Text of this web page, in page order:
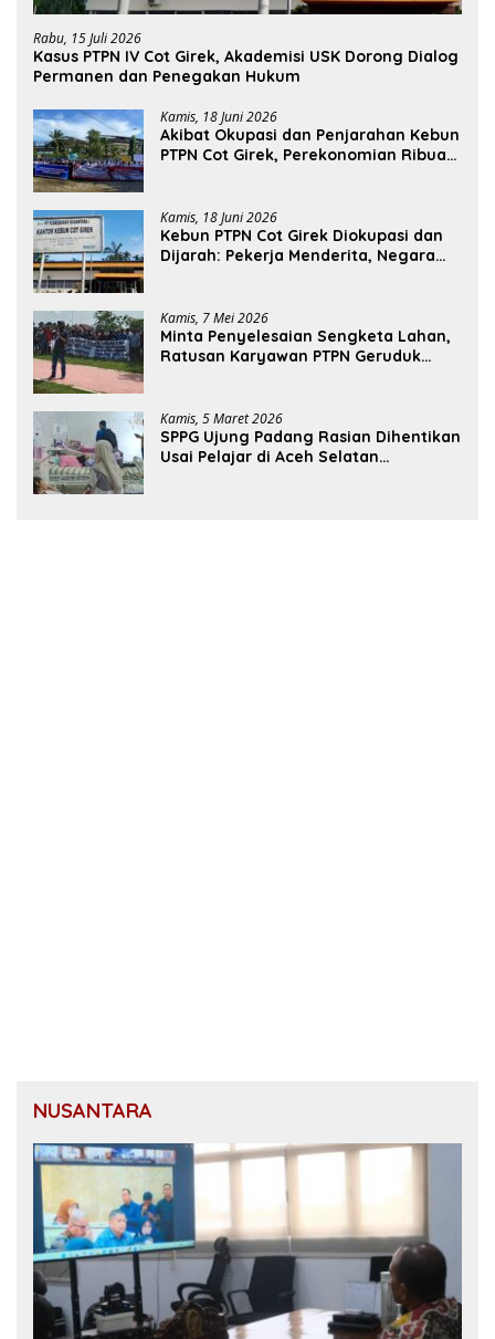
Rabu, 15 Juli 2026
Kasus PTPN IV Cot Girek, Akademisi USK Dorong Dialog
Permanen dan Penegakan Hukum
Kamis, 18 Juni 2026
Akibat Okupasi dan Penjarahan Kebun
PTPN Cot Girek, Perekonomian Ribuan
Kamis, 18 Juni 2026
Kebun PTPN Cot Girek Diokupasi dan
Dijarah: Pekerja Menderita, Negara
Kamis, 7 Mei 2026
Minta Penyelesaian Sengketa Lahan,
Ratusan Karyawan PTPN Geruduk
Kamis, 5 Maret 2026
SPPG Ujung Padang Rasian Dihentikan
Usai Pelajar di Aceh Selatan
NUSANTARA